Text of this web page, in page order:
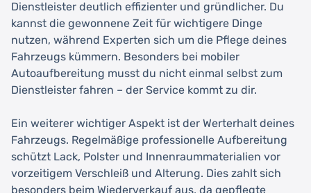
Dienstleister deutlich effizienter und gründlicher. Du
kannst die gewonnene Zeit für wichtigere Dinge
nutzen, während Experten sich um die Pflege deines
Fahrzeugs kümmern. Besonders bei mobiler
Autoaufbereitung musst du nicht einmal selbst zum
Dienstleister fahren – der Service kommt zu dir.
Ein weiterer wichtiger Aspekt ist der Werterhalt deines
Fahrzeugs. Regelmäßige professionelle Aufbereitung
schützt Lack, Polster und Innenraummaterialien vor
vorzeitigem Verschleiß und Alterung. Dies zahlt sich
besonders beim Wiederverkauf aus, da gepflegte